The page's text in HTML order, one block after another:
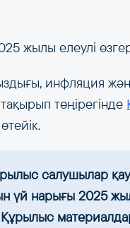
жылы елеулі
инфляция
төңірегінде
салушылар
үй нарығы 2025
Құрылыс